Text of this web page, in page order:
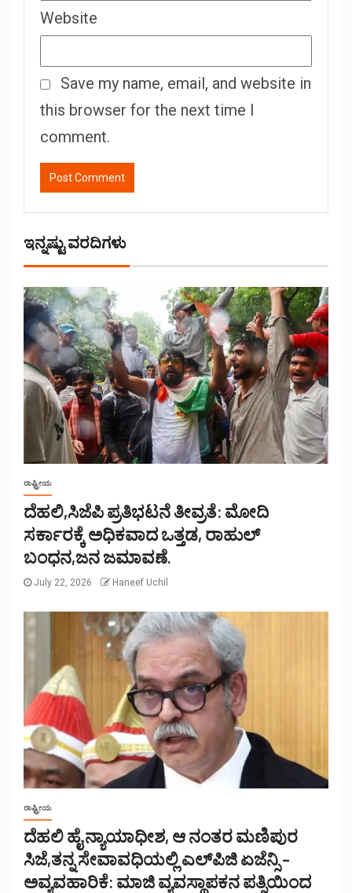
Website
Save my name, email, and website in
this browser for the next time I
comment.
ಇನ್ನಷ್ಟು ವರದಿಗಳು
ರಾಷ್ಟ್ರೀಯ
ದೆಹಲಿ,ಸಿಜೆಪಿ ಪ್ರತಿಭಟನೆ ತೀವ್ರತೆ: ಮೋದಿ
ಸರ್ಕಾರಕ್ಕೆ ಅಧಿಕವಾದ ಒತ್ತಡ, ರಾಹುಲ್
ಬಂಧನ,ಜನ ಜಮಾವಣೆ.
July 22, 2026 Haneef Uchil
ರಾಷ್ಟ್ರೀಯ
ದೆಹಲಿ ಹೈ ನ್ಯಾಯಾಧೀಶ, ಆ ನಂತರ ಮಣಿಪುರ
ಸಿಜೆ,ತನ್ನ ಸೇವಾವಧಿಯಲ್ಲಿ ಎಲ್‌ಪಿಜಿ ಏಜೆನ್ಸಿ –
ಅವ್ಯವಹಾರಿಕೆ: ಮಾಜಿ ವ್ಯವಸ್ಥಾಪಕನ ಪತ್ನಿಯಿಂದ